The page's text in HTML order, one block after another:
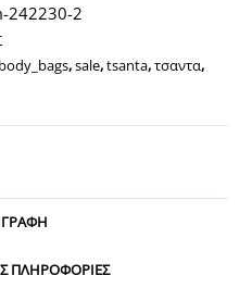
242230-2
,sale,tsanta,τσαντα,
ΠΛΗΡΟΦΟΡΊΕΣ